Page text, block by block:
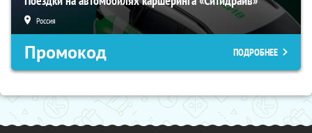
Россия
Промокод ПОДРОБНЕЕ